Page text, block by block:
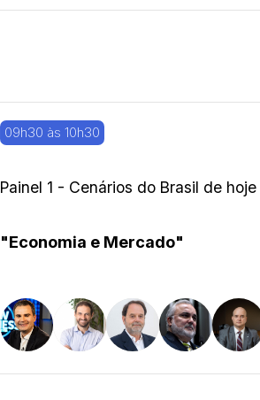
09h30 às 10h30
Painel 1 - Cenários do Brasil de hoje
"Economia e Mercado"